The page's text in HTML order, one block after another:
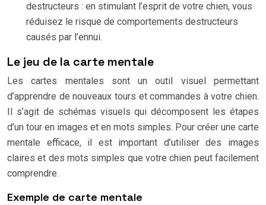
destructeurs : en stimulant l’esprit de votre chien, vous
réduisez le risque de comportements destructeurs
causés par l’ennui.
Le jeu de la carte mentale
Les cartes mentales sont un outil visuel permettant
d’apprendre de nouveaux tours et commandes à votre chien.
Il s’agit de schémas visuels qui décomposent les étapes
d’un tour en images et en mots simples. Pour créer une carte
mentale efficace, il est important d’utiliser des images
claires et des mots simples que votre chien peut facilement
comprendre.
Exemple de carte mentale